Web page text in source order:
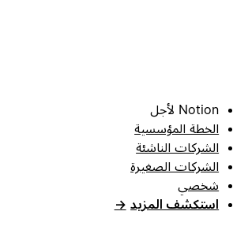
Notion لأجل
الخطة المؤسسية
الشركات الناشئة
الشركات الصغيرة
شخصي
استكشف المزيد →